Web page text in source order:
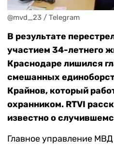
@mvd_23 / Telegram
В результате
участием 34-летнего
Краснодаре лишился
смешанных
Крайнов, который
охранником. RTVI
известно о
Главное управление